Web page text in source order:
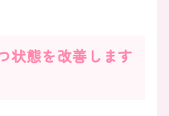
状態を改善します